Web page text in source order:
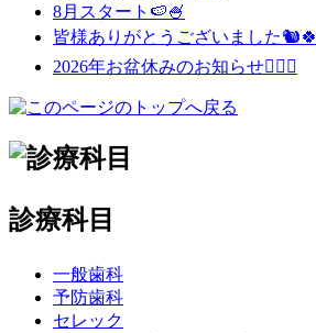
8月スタート🍉🍧
皆様ありがとうございました🐿️🍀
2026年お盆休みのお知らせ💁🏻‍♀️
診療科目
一般歯科
予防歯科
セレック